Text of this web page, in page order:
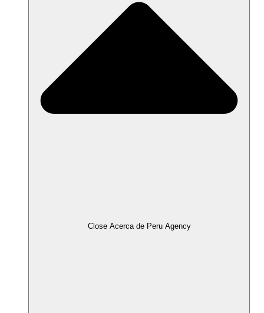
Close Acerca de Peru Agency